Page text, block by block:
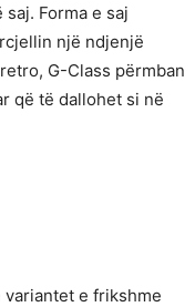
Forma e saj
një ndjenjë
G-Class përmban
që të dallohet si në
e frikshme